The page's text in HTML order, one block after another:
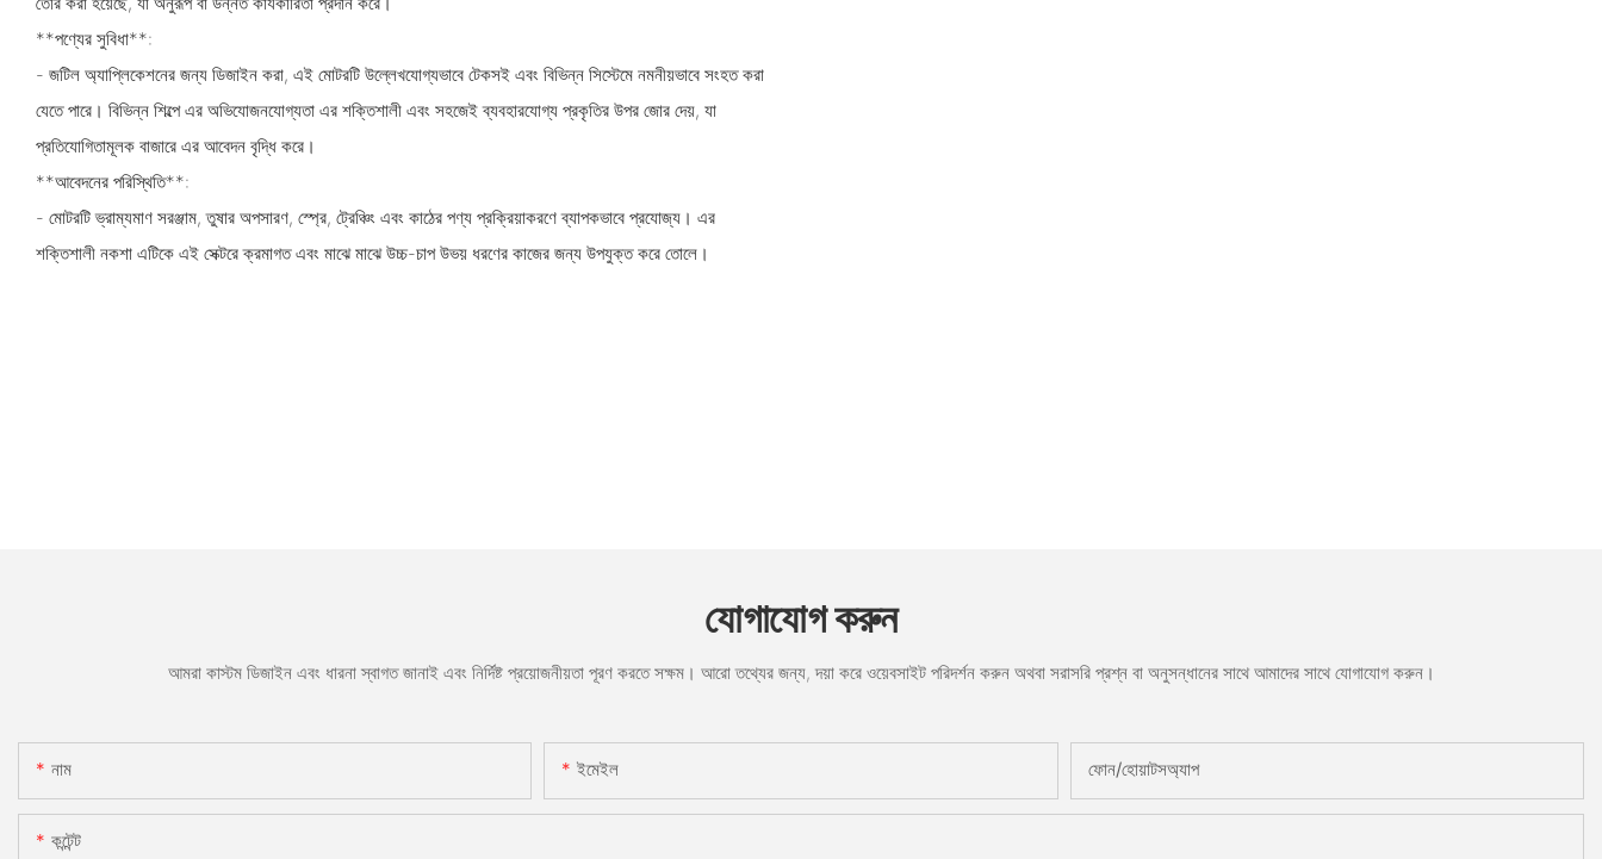
**পণ্যের সুবিধা**:
- জটিল অ্যাপ্লিকেশনের জন্য ডিজাইন করা, এই মোটরটি উল্লেখযোগ্যভাবে টেকসই এবং বিভিন্ন সিস্টেমে নমনীয়ভাবে সংহত করা
যেতে পারে। বিভিন্ন শিল্পে এর অভিযোজনযোগ্যতা এর শক্তিশালী এবং সহজেই ব্যবহারযোগ্য প্রকৃতির উপর জোর দেয়, যা
প্রতিযোগিতামূলক বাজারে এর আবেদন বৃদ্ধি করে।
**আবেদনের পরিস্থিতি**:
- মোটরটি ভ্রাম্যমাণ সরঞ্জাম, তুষার অপসারণ, স্প্রে, ট্রেঞ্চিং এবং কাঠের পণ্য প্রক্রিয়াকরণে ব্যাপকভাবে প্রযোজ্য। এর
শক্তিশালী নকশা এটিকে এই সেক্টরে ক্রমাগত এবং মাঝে মাঝে উচ্চ-চাপ উভয় ধরণের কাজের জন্য উপযুক্ত করে তোলে।
যোগাযোগ করুন
আমরা কাস্টম ডিজাইন এবং ধারনা স্বাগত জানাই এবং নির্দিষ্ট প্রয়োজনীয়তা পূরণ করতে সক্ষম। আরো তথ্যের জন্য, দয়া করে ওয়েবসাইট পরিদর্শন করুন অথবা সরাসরি প্রশ্ন বা অনুসন্ধানের সাথে আমাদের সাথে যোগাযোগ করুন।
নাম ইমেইল ফোন/হোয়াটসঅ্যাপ
কন্টেন্ট